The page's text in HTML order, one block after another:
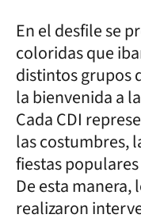
En el desfile se
coloridas que
distintos grupos
la bienvenida a
Cada CDI
las costumbres,
fiestas
De esta manera,
realizaron